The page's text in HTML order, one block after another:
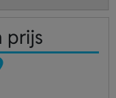
prijs